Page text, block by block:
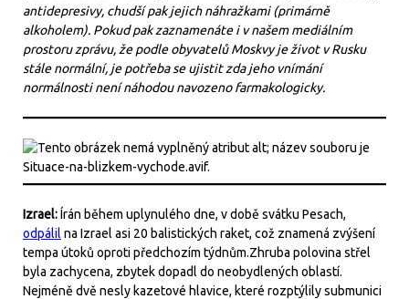
antidepresivy, chudší pak jejich náhražkami (primárně
alkoholem). Pokud pak zaznamenáte i v našem mediálním
prostoru zprávu, že podle obyvatelů Moskvy je život v Rusku
stále normální, je potřeba se ujistit zda jeho vnímání
normálnosti není náhodou navozeno farmakologicky.
Izrael:Írán během uplynulého dne, v době svátku Pesach,
odpálil na Izrael asi 20 balistických raket, což znamená zvýšení
tempa útoků oproti předchozím týdnům.Zhruba polovina střel
byla zachycena, zbytek dopadl do neobydlených oblastí.
Nejméně dvě nesly kazetové hlavice, které rozptýlily submunici